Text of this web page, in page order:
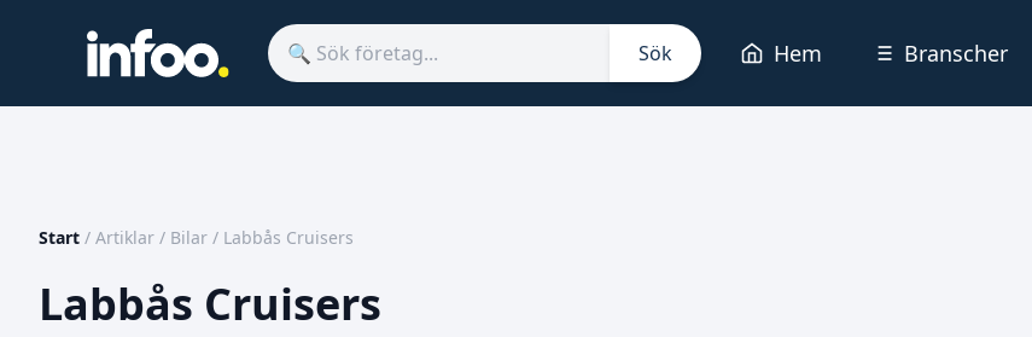
Sök Hem Branscher
Start / Artiklar / Bilar / Labbås Cruisers
Labbås Cruisers